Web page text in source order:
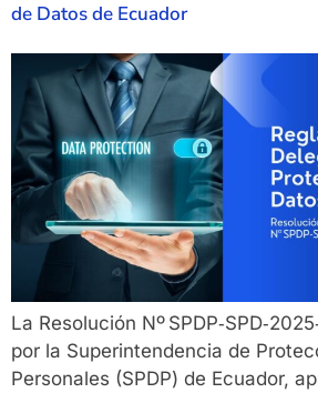
de Datos de Ecuador
La Resolución Nº
por la Superintendencia de
Personales (SPDP) de Ecuador,